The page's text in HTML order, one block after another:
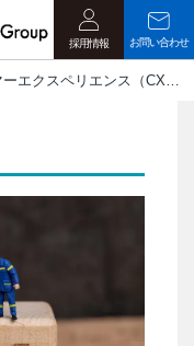
採用情報 お問い合わせ
カスタマーエクスペリエンス（CX）とは？企業が重要視したい新たな価値観｜業務改善ノート